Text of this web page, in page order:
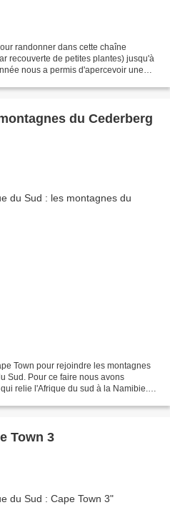
randonner dans cette chaîne
recouverte de petites plantes) jusqu'à
nous a permis d'apercevoir une
du Cederberg
Town pour rejoindre les montagnes
Sud. Pour ce faire nous avons
relie l'Afrique du sud à la Namibie.
Town 3